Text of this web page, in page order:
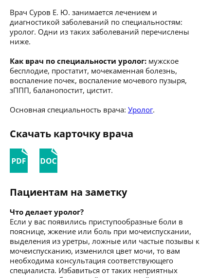
Врач Суров Е. Ю. занимается лечением и
диагностикой заболеваний по специальностям:
уролог. Одни из таких заболеваний перечислены
ниже.
Как врач по специальности уролог: мужское
бесплодие, простатит, мочекаменная болезнь,
воспаление почек, воспаление мочевого пузыря,
зППП, баланопостит, цистит.
Основная специальность врача: Уролог.
Скачать карточку врача
Пациентам на заметку
Что делает уролог?
Если у вас появились приступообразные боли в
пояснице, жжение или боль при мочеиспускании,
выделения из уретры, ложные или частые позывы к
мочеиспусканию, изменился цвет мочи, то вам
необходима консультация соответствующего
специалиста. Избавиться от таких неприятных